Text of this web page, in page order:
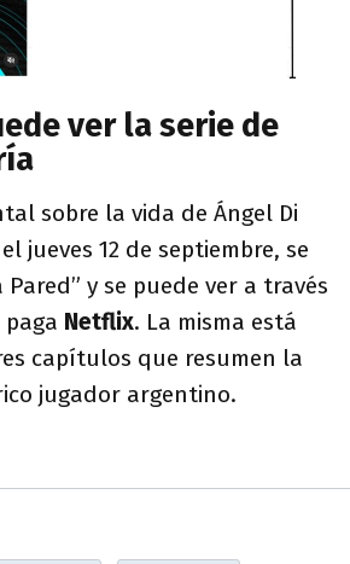
ver la serie de
sobre la vida de Ángel Di
jueves 12 de septiembre, se
y se puede ver a través
Netflix. La misma está
capítulos que resumen la
jugador argentino.